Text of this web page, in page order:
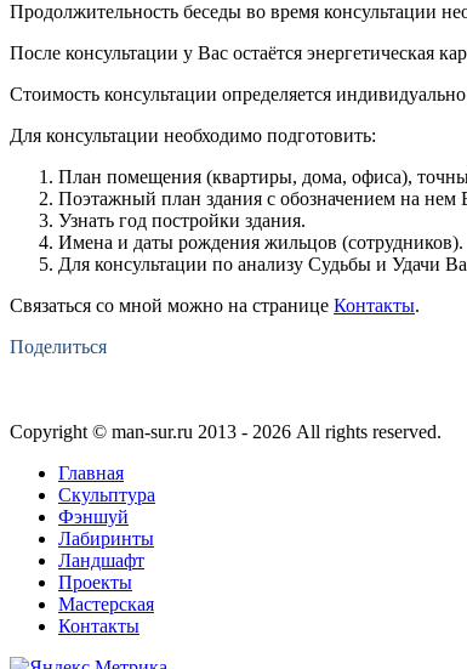
Продолжительность беседы во время консультации
После консультации у Вас остаётся
Стоимость консультации определяется
Для консультации необходимо подготовить:
План помещения (квартиры, дома, офиса),
Поэтажный план здания с обозначением на
Узнать год постройки здания.
Имена и даты рождения жильцов (сотрудников).
Для консультации по анализу Судьбы и Удачи
Связаться со мной можно на странице Контакты.
Поделиться
Copyright © man-sur.ru 2013 - 2026 Аll rights reserved.
Главная
Скульптура
Фэншуй
Лабиринты
Ландшафт
Проекты
Мастерская
Контакты